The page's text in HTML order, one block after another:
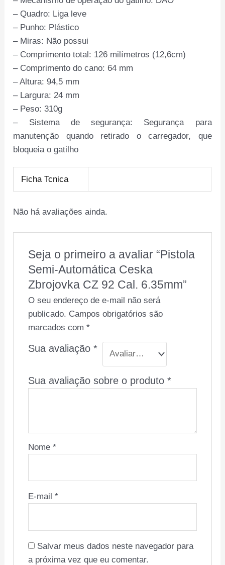
– Quadro: Liga leve
– Punho: Plástico
– Miras: Não possui
– Comprimento total: 126 milímetros (12,6cm)
– Comprimento do cano: 64 mm
– Altura: 94,5 mm
– Largura: 24 mm
– Peso: 310g
– Sistema de segurança: Segurança para
manutenção quando retirado o carregador, que
bloqueia o gatilho
Ficha Tcnica
Não há avaliações ainda.
Seja o primeiro a avaliar “Pistola
Semi-Automática Ceska
Zbrojovka CZ 92 Cal. 6.35mm”
O seu endereço de e-mail não será
publicado. Campos obrigatórios são
marcados com *
Sua avaliação *
Sua avaliação sobre o produto *
Nome *
E-mail *
Salvar meus dados neste navegador para
a próxima vez que eu comentar.